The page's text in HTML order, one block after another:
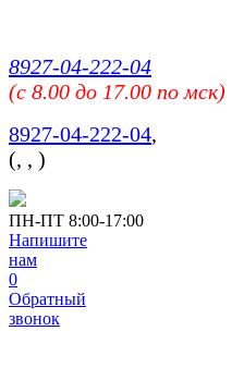
8927-04-222-04
(c 8.00 до 17.00 по мск)
8927-04-222-04,
(, , )
ПН-ПТ 8:00-17:00
Напишите
нам
0
Обратный
звонок